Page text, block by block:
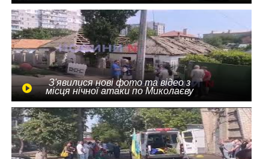
З'явилися нові фото та відео з
місця нічної атаки по Миколаєву